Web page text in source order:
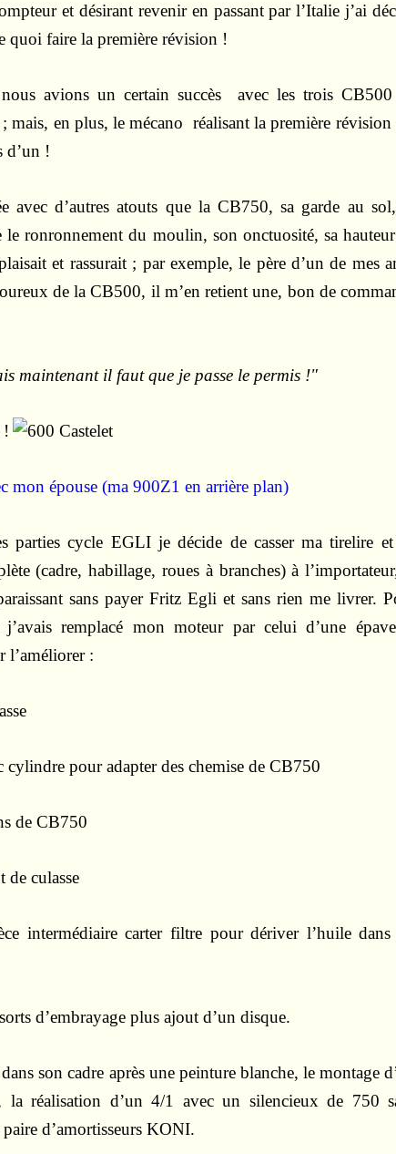
et désirant revenir en passant par l’Italie j’ai
quoi faire la première révision !
avions un certain succès avec les trois CB500
mais, en plus, le mécano réalisant la première révision
d’un !
avec d’autres atouts que la CB750, sa garde au
ronronnement du moulin, son onctuosité, sa
et rassurait ; par exemple, le père d’un de mes
de la CB500, il m’en retient une, bon de
maintenant il faut que je passe le permis !"
!
mon épouse (ma 900Z1 en arrière plan)
parties cycle EGLI je décide de casser ma tirelire
(cadre, habillage, roues à branches) à
sans payer Fritz Egli et sans rien me livrer.
remplacé mon moteur par celui d’une
l’améliorer :
pour adapter des chemise de CB750
de CB750
de culasse
intermédiaire carter filtre pour dériver l’huile
d’embrayage plus ajout d’un disque.
son cadre après une peinture blanche, le montage
la réalisation d’un 4/1 avec un silencieux de 750
d’amortisseurs KONI.